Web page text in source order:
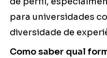
para universidades
diversidade de
Como saber qual